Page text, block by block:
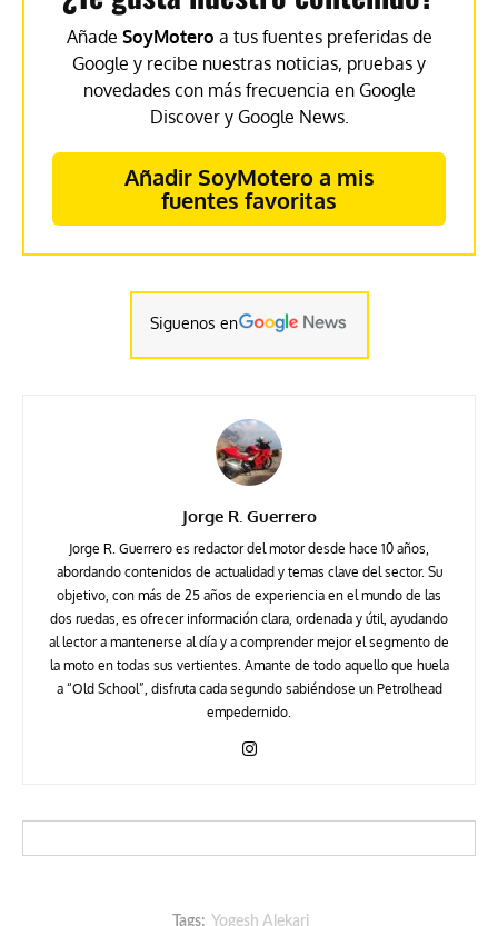
Añade SoyMotero a tus fuentes preferidas de
Google y recibe nuestras noticias, pruebas y
novedades con más frecuencia en Google
Discover y Google News.
Añadir SoyMotero a mis
fuentes favoritas
Siguenos en
Jorge R. Guerrero
Jorge R. Guerrero es redactor del motor desde hace 10 años,
abordando contenidos de actualidad y temas clave del sector. Su
objetivo, con más de 25 años de experiencia en el mundo de las
dos ruedas, es ofrecer información clara, ordenada y útil, ayudando
al lector a mantenerse al día y a comprender mejor el segmento de
la moto en todas sus vertientes. Amante de todo aquello que huela
a “Old School”, disfruta cada segundo sabiéndose un Petrolhead
empedernido.
Tags: Yogesh Alekari